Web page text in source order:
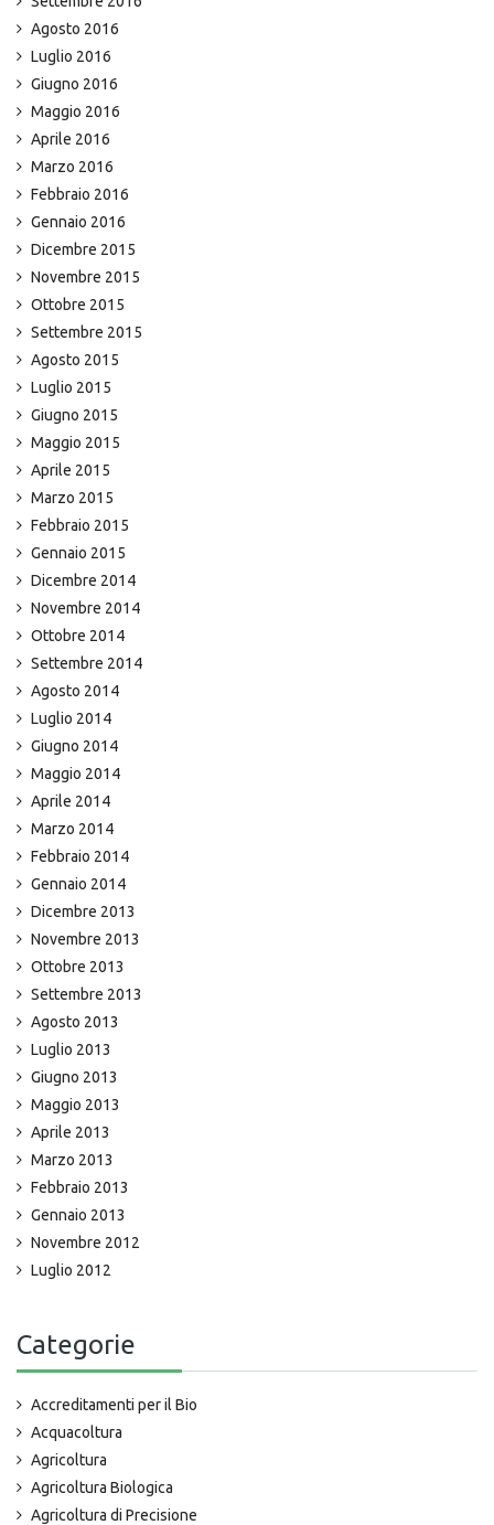
Agosto 2016
Luglio 2016
Giugno 2016
Maggio 2016
Aprile 2016
Marzo 2016
Febbraio 2016
Gennaio 2016
Dicembre 2015
Novembre 2015
Ottobre 2015
Settembre 2015
Agosto 2015
Luglio 2015
Giugno 2015
Maggio 2015
Aprile 2015
Marzo 2015
Febbraio 2015
Gennaio 2015
Dicembre 2014
Novembre 2014
Ottobre 2014
Settembre 2014
Agosto 2014
Luglio 2014
Giugno 2014
Maggio 2014
Aprile 2014
Marzo 2014
Febbraio 2014
Gennaio 2014
Dicembre 2013
Novembre 2013
Ottobre 2013
Settembre 2013
Agosto 2013
Luglio 2013
Giugno 2013
Maggio 2013
Aprile 2013
Marzo 2013
Febbraio 2013
Gennaio 2013
Novembre 2012
Luglio 2012
Categorie
Accreditamenti per il Bio
Acquacoltura
Agricoltura
Agricoltura Biologica
Agricoltura di Precisione